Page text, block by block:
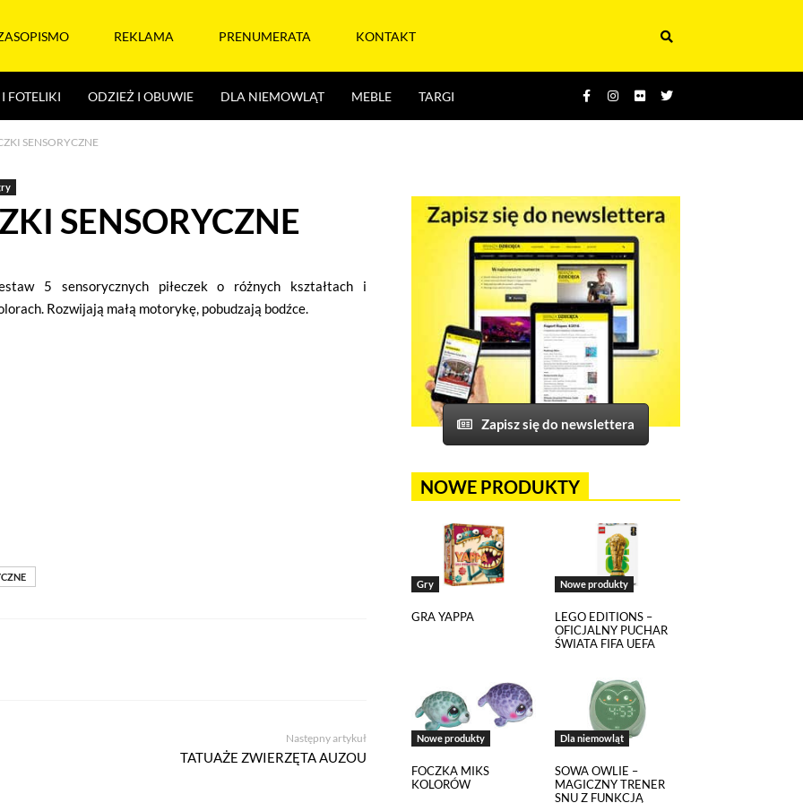
REKLAMA PRENUMERATA KONTAKT
FOTELIKI ODZIEŻ I OBUWIE DLA NIEMOWLĄT MEBLE TARGI
SENSORYCZNE
SENSORYCZNE
5 sensorycznych piłeczek o różnych kształtach i
Rozwijają małą motorykę, pobudzają bodźce.
Następny artykuł
TATUAŻE ZWIERZĘTA AUZOU
Zapisz się do newslettera
NOWE PRODUKTY
Gry
GRA YAPPA
Nowe produkty
LEGO EDITIONS –
OFICJALNY PUCHAR
ŚWIATA FIFA UEFA
Nowe produkty
FOCZKA MIKS
KOLORÓW
Dla niemowląt
SOWA OWLIE –
MAGICZNY TRENER
SNU Z FUNKCJĄ